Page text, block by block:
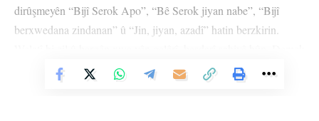
dirûşmeyên “Bijî Serok Apo”, “Bê Serok jiyan nabe”, “Bijî
berxwedana zindanan” û “Jin, jiyan, azadî” hatin berzkirin.
dirêj govend hate gerandin. Di şahiyê de her deqeya borî, coş
Vê Nûçeyê Bixwîne